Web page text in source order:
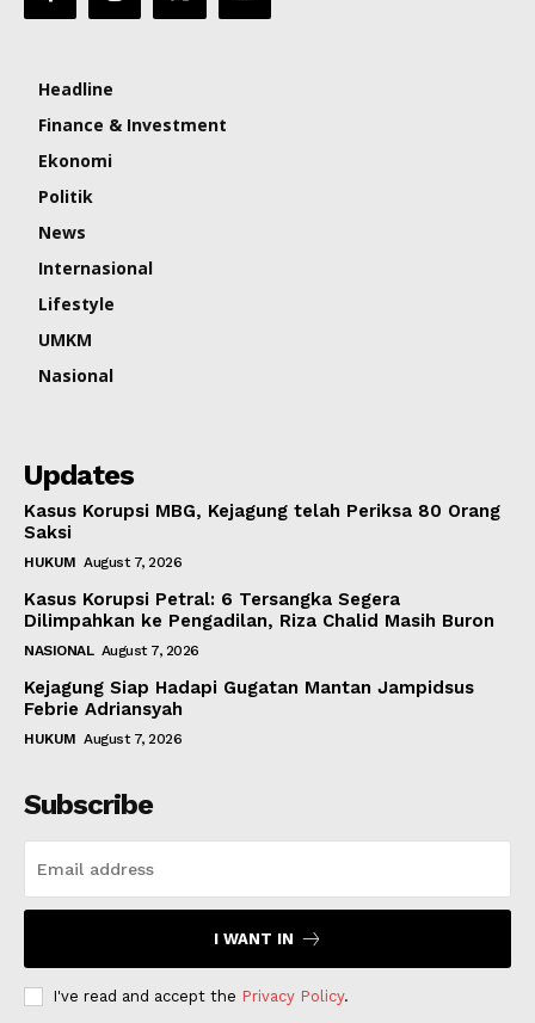
Headline
Finance & Investment
Ekonomi
Politik
News
Internasional
Lifestyle
UMKM
Nasional
Updates
Kasus Korupsi MBG, Kejagung telah Periksa 80 Orang
Saksi
HUKUM August 7, 2026
Kasus Korupsi Petral: 6 Tersangka Segera
Dilimpahkan ke Pengadilan, Riza Chalid Masih Buron
NASIONAL August 7, 2026
Kejagung Siap Hadapi Gugatan Mantan Jampidsus
Febrie Adriansyah
HUKUM August 7, 2026
Subscribe
I WANT IN
I've read and accept the Privacy Policy.